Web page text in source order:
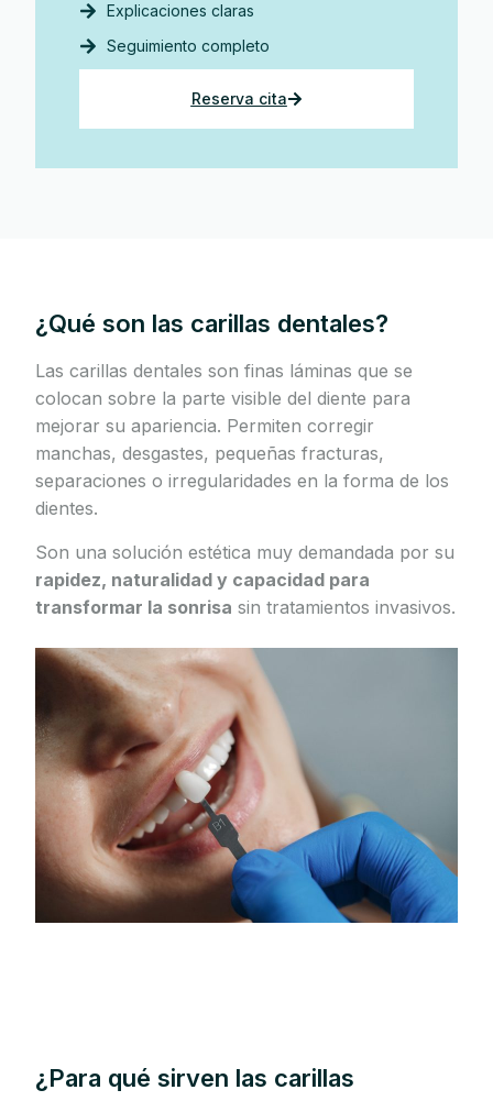
Explicaciones claras
Seguimiento completo
Reserva cita
¿Qué son las carillas dentales?
Las carillas dentales son finas láminas que se
colocan sobre la parte visible del diente para
mejorar su apariencia. Permiten corregir
manchas, desgastes, pequeñas fracturas,
separaciones o irregularidades en la forma de los
dientes.
Son una solución estética muy demandada por su
rapidez, naturalidad y capacidad para
transformar la sonrisa sin tratamientos invasivos.
¿Para qué sirven las carillas